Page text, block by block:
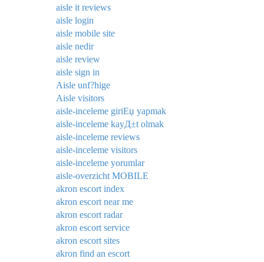
aisle it reviews
aisle login
aisle mobile site
aisle nedir
aisle review
aisle sign in
Aisle unf?hige
Aisle visitors
aisle-inceleme giriЕџ yapmak
aisle-inceleme kayД±t olmak
aisle-inceleme reviews
aisle-inceleme visitors
aisle-inceleme yorumlar
aisle-overzicht MOBILE
akron escort index
akron escort near me
akron escort radar
akron escort service
akron escort sites
akron find an escort